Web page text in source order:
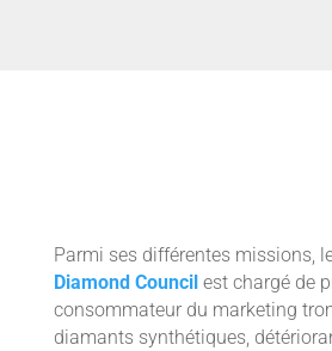
Parmi ses différentes missions,
Diamond Council est chargé de
consommateur du marketing
diamants synthétiques,